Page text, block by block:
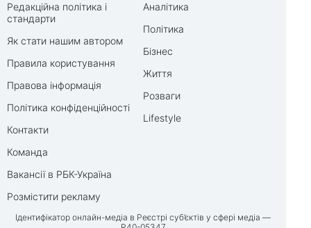
Редакційна політика і
стандарти
Як стати нашим автором
Правила користування
Правова інформація
Політика конфіденційності
Контакти
Команда
Вакансії в РБК-Україна
Розмістити рекламу
Аналітика
Політика
Бізнес
Життя
Розваги
Lifestyle
Ідентифікатор онлайн-медіа в Реєстрі суб’єктів у сфері медіа —